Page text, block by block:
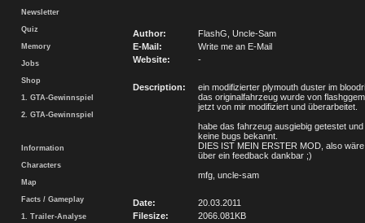
Newsletter
Quiz
Memory
Jobs
Shop
1. GTA-Gewinnspiel
2. GTA-Gewinnspiel
Information
Characters
Map
Facts / Gameplay
1. Trailer-Analyse
Author:
FlashG, Uncle-Sam
E-Mail:
Write me an E-Mail
Website:
-
Description:
ein modifizierter plymouth duster im
das originalfahrzeug wurde von
jetzt von mir modifiziert und überarbeitet.
habe das fahrzeug ausgiebig getestet
keine bugs bekannt.
DIES IST MEIN ERSTER MOD, also
über ein feedback dankbar ;)
mfg, uncle-sam
Date:
20.03.2011
Filesize:
2066.081KB